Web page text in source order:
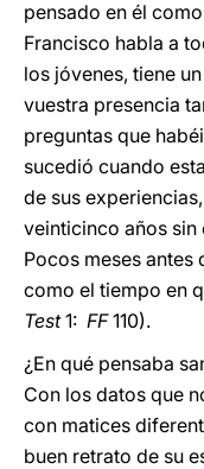
pensado en él
Francisco habla a
los jóvenes, tiene
vuestra presencia
preguntas que
sucedió cuando
de sus
veinticinco años sin
Pocos meses
como el tiempo en
Test1: FF110).
¿En qué pensaba
Con los datos que
con matices
buen retrato de su